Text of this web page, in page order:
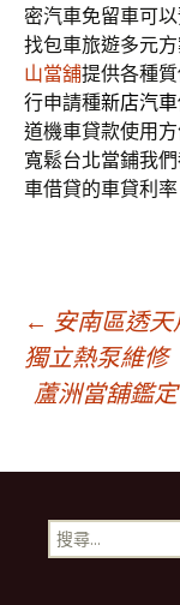
密汽車免留車可
找包車旅遊多元
山當舖提供各種
行申請種新店汽
道機車貸款使用
寬鬆台北當鋪我
車借貸的車貸利率
文
章
導
航
← 安南區透
獨立熱泵維修
蘆洲當舖鑑
搜
尋